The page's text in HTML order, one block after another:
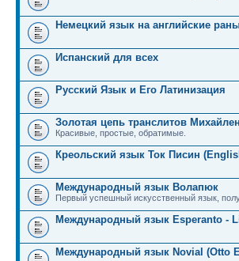
Немецкий язык на английские
Испанский для всех
Русский Язык и Его Латинизация
Золотая цепь транслитов
Красивые, простые, обратимые.
Креольский язык Ток Писин
Международный язык Волапюк
Первый успешный искусственный язык,
Международный язык Esperanto -
Международный язык Novial (Otto